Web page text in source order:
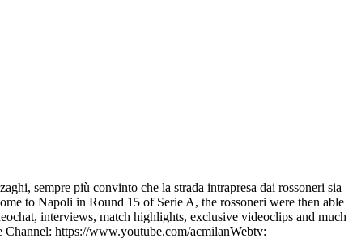
sempre più convinto che la strada intrapresa dai rossoneri sia
to Napoli in Round 15 of Serie A, the rossoneri were then able
interviews, match highlights, exclusive videoclips and much
https://www.youtube.com/acmilanWebtv: